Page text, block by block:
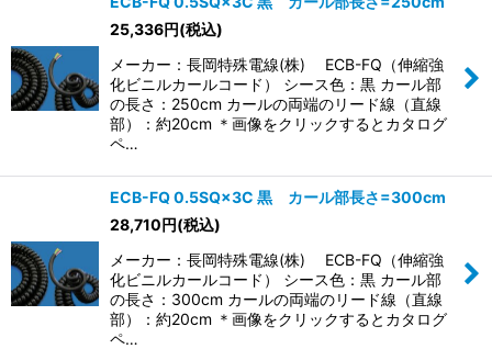
25,336円(税込)
メーカー：長岡特殊電線(株) ECB-FQ（伸縮強
化ビニルカールコード） シース色：黒 カール部
の長さ：250cm カールの両端のリード線（直線
部）：約20cm ＊画像をクリックするとカタログ
ペ…
ECB-FQ 0.5SQ×3C 黒 カール部長さ=300cm
28,710円(税込)
メーカー：長岡特殊電線(株) ECB-FQ（伸縮強
化ビニルカールコード） シース色：黒 カール部
の長さ：300cm カールの両端のリード線（直線
部）：約20cm ＊画像をクリックするとカタログ
ペ…